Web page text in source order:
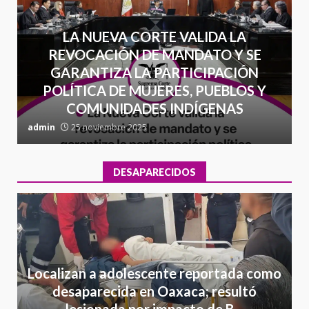
LA NUEVA CORTE VALIDA LA
REVOCACIÓN DE MANDATO Y SE
GARANTIZA LA PARTICIPACIÓN
POLÍTICA DE MUJERES, PUEBLOS Y
COMUNIDADES INDÍGENAS
admin 25 noviembre 2025
DESAPARECIDOS
Localizan a adolescente reportada como
desaparecida en Oaxaca; resultó